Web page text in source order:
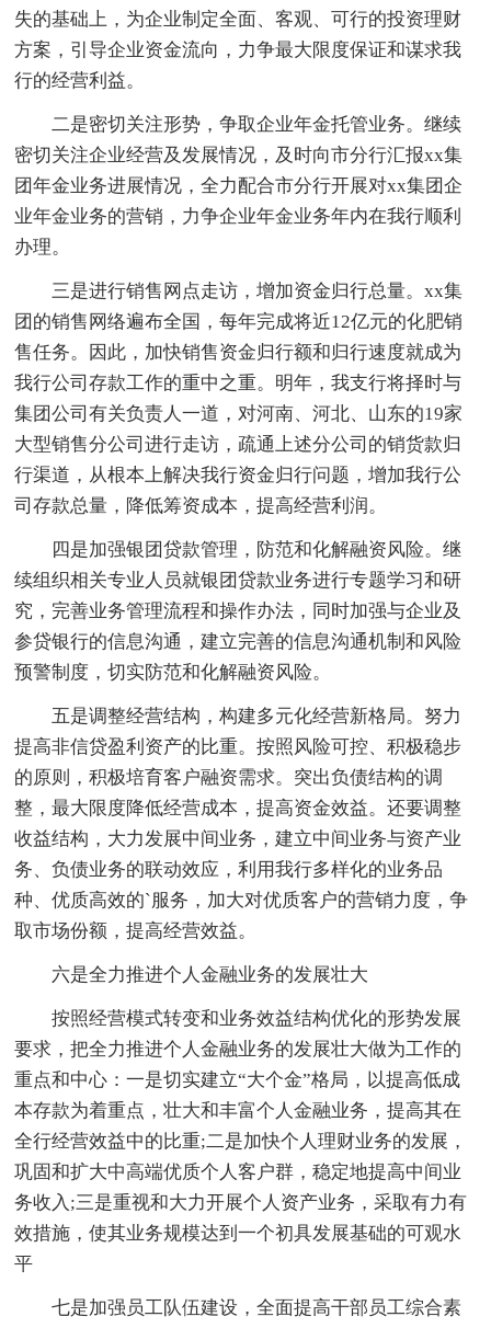
失的基础上，为企业制定全面、客观、可行的投资理财
方案，引导企业资金流向，力争最大限度保证和谋求我
行的经营利益。
二是密切关注形势，争取企业年金托管业务。继续
密切关注企业经营及发展情况，及时向市分行汇报xx集
团年金业务进展情况，全力配合市分行开展对xx集团企
业年金业务的营销，力争企业年金业务年内在我行顺利
办理。
三是进行销售网点走访，增加资金归行总量。xx集
团的销售网络遍布全国，每年完成将近12亿元的化肥销
售任务。因此，加快销售资金归行额和归行速度就成为
我行公司存款工作的重中之重。明年，我支行将择时与
集团公司有关负责人一道，对河南、河北、山东的19家
大型销售分公司进行走访，疏通上述分公司的销货款归
行渠道，从根本上解决我行资金归行问题，增加我行公
司存款总量，降低筹资成本，提高经营利润。
四是加强银团贷款管理，防范和化解融资风险。继
续组织相关专业人员就银团贷款业务进行专题学习和研
究，完善业务管理流程和操作办法，同时加强与企业及
参贷银行的信息沟通，建立完善的信息沟通机制和风险
预警制度，切实防范和化解融资风险。
五是调整经营结构，构建多元化经营新格局。努力
提高非信贷盈利资产的比重。按照风险可控、积极稳步
的原则，积极培育客户融资需求。突出负债结构的调
整，最大限度降低经营成本，提高资金效益。还要调整
收益结构，大力发展中间业务，建立中间业务与资产业
务、负债业务的联动效应，利用我行多样化的业务品
种、优质高效的`服务，加大对优质客户的营销力度，争
取市场份额，提高经营效益。
六是全力推进个人金融业务的发展壮大
按照经营模式转变和业务效益结构优化的形势发展
要求，把全力推进个人金融业务的发展壮大做为工作的
重点和中心：一是切实建立“大个金”格局，以提高低成
本存款为着重点，壮大和丰富个人金融业务，提高其在
全行经营效益中的比重;二是加快个人理财业务的发展，
巩固和扩大中高端优质个人客户群，稳定地提高中间业
务收入;三是重视和大力开展个人资产业务，采取有力有
效措施，使其业务规模达到一个初具发展基础的可观水
平
七是加强员工队伍建设，全面提高干部员工综合素